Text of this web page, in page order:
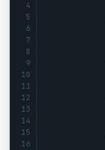
4
5
6
7
8
9
10
11
12
13
14
15
16